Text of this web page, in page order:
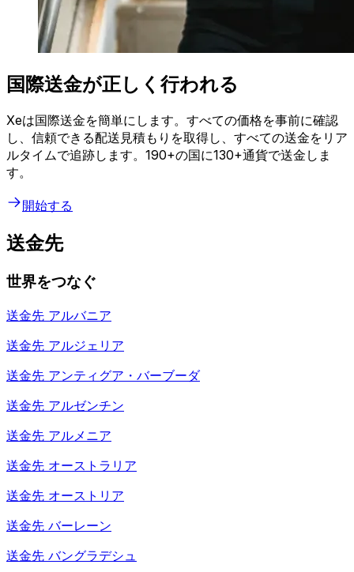
国際送金が正しく行われる
Xeは国際送金を簡単にします。すべての価格を事前に確認
し、信頼できる配送見積もりを取得し、すべての送金をリア
ルタイムで追跡します。190+の国に130+通貨で送金しま
す。
開始する
送金先
世界をつなぐ
送金先 アルバニア
送金先 アルジェリア
送金先 アンティグア・バーブーダ
送金先 アルゼンチン
送金先 アルメニア
送金先 オーストラリア
送金先 オーストリア
送金先 バーレーン
送金先 バングラデシュ